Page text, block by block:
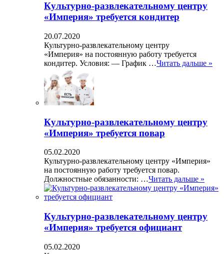
Культурно-развлекательному центру
«Империя» требуется кондитер
20.07.2020
Культурно-развлекательному центру
«Империя» на постоянную работу требуется
кондитер. Условия: — График …Читать дальше »
Культурно-развлекательному центру
«Империя» требуется повар
05.02.2020
Культурно-развлекательному центру «Империя»
на постоянную работу требуется повар.
Должностные обязанности: …Читать дальше »
Культурно-развлекательному центру
«Империя» требуется официант
05.02.2020